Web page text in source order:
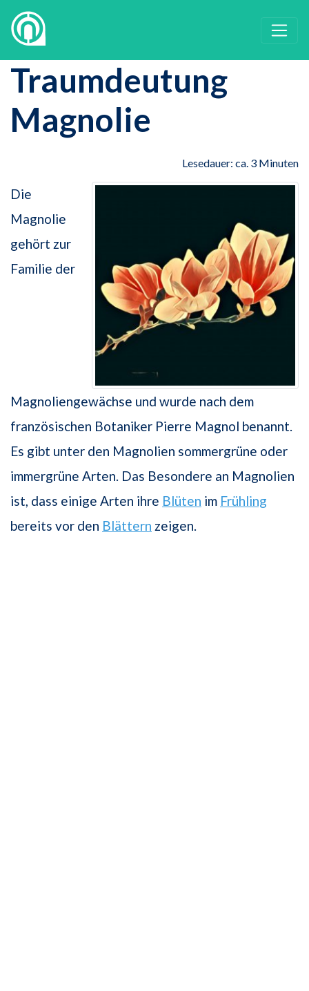
Traumdeutung
Magnolie
Lesedauer: ca. 3 Minuten
Die
Magnolie
gehört zur
Familie der
Magnoliengewächse und wurde nach dem
französischen Botaniker Pierre Magnol benannt.
Es gibt unter den Magnolien sommergrüne oder
immergrüne Arten. Das Besondere an Magnolien
ist, dass einige Arten ihre Blüten im Frühling
bereits vor den Blättern zeigen.